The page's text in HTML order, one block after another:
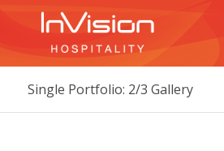
Single Portfolio: 2/3 Gallery